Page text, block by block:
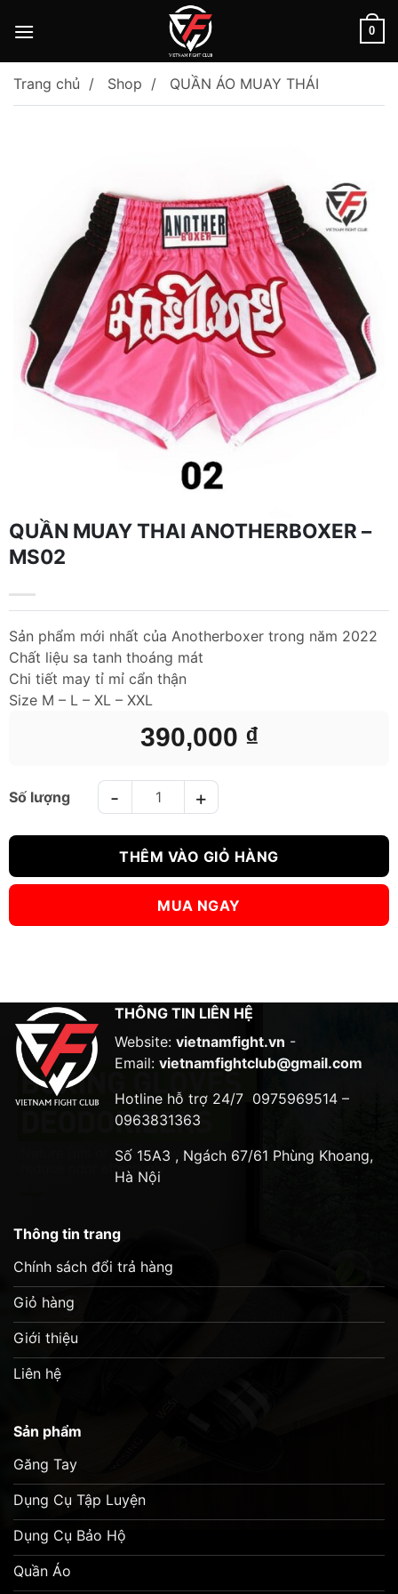
0
Trang chủ Shop QUẦN ÁO MUAY THÁI
QUẦN MUAY THAI ANOTHERBOXER –
MS02
390,000 ₫
Sản phẩm mới nhất của Anotherboxer trong năm 2022
Chất liệu sa tanh thoáng mát
Chi tiết may tỉ mỉ cẩn thận
Size M – L – XL – XXL
QUẦN MUAY THAI ANOTHERBOXER - MS02 số lượng
THÊM VÀO GIỎ HÀNG
MUA NGAY
THÔNG TIN LIÊN HỆ
Website: vietnamfight.vn -
Email: vietnamfightclub@gmail.com
Hotline hỗ trợ 24/7 0975969514 –
0963831363
Số 15A3 , Ngách 67/61 Phùng Khoang,
Hà Nội
Thông tin trang
Chính sách đổi trả hàng
Giỏ hàng
Giới thiệu
Liên hệ
Sản phẩm
Găng Tay
Dụng Cụ Tập Luyện
Dụng Cụ Bảo Hộ
Quần Áo